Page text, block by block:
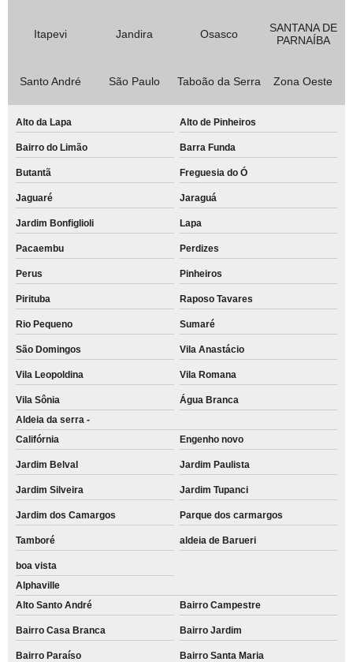
Itapevi Jandira Osasco
SANTANA DE
PARNAÍBA
Santo André São Paulo Taboão da Serra Zona Oeste
Alto da Lapa Alto de Pinheiros
Bairro do Limão Barra Funda
Butantã Freguesia do Ó
Jaguaré Jaraguá
Jardim Bonfiglioli Lapa
Pacaembu Perdizes
Perus Pinheiros
Pirituba Raposo Tavares
Rio Pequeno Sumaré
São Domingos Vila Anastácio
Vila Leopoldina Vila Romana
Vila Sônia
Água Branca
Aldeia da serra -
Califórnia
Engenho novo
Jardim Belval Jardim Paulista
Jardim Silveira Jardim Tupanci
Jardim dos Camargos Parque dos carmargos
Tamboré aldeia de Barueri
boa vista
Alphaville
Alto Santo André
Bairro Campestre
Bairro Casa Branca Bairro Jardim
Bairro Paraíso Bairro Santa Maria